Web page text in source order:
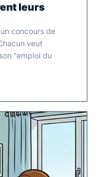
leurs
concours de
veut
“emploi du